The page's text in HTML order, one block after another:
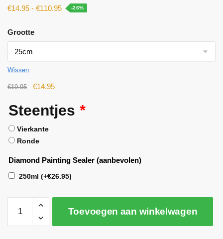
€14.95 - €110.95 -26%
Grootte
Wissen
€19.95 €14.95
Steentjes *
Vierkante
Ronde
Diamond Painting Sealer (aanbevolen)
250ml (+€26.95)
Toevoegen aan winkelwagen